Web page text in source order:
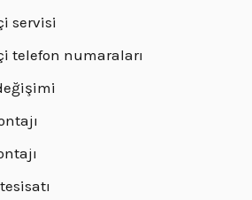
servisi
telefon numaraları